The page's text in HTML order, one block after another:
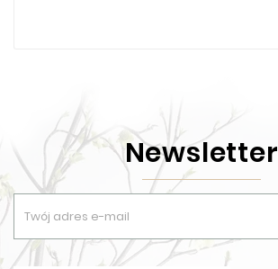
Newsletter